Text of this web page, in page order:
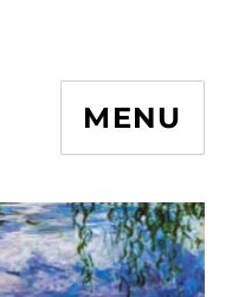
MENU